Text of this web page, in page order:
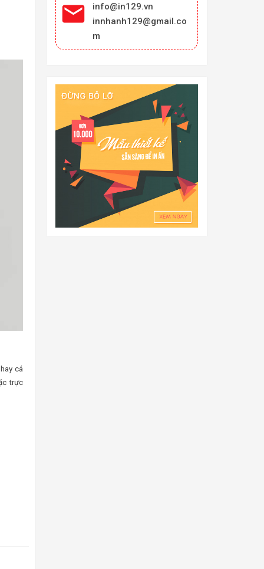
cá
trực

info@in129.vn
innhanh129@gmail.co
m